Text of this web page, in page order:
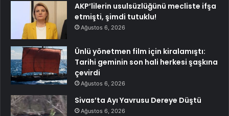
AKP’lilerin usulsüzlüğünü mecliste ifşa
etmişti, şimdi tutuklu!
Ağustos 6, 2026
Ünlü yönetmen film için kiralamıştı:
Tarihi geminin son hali herkesi şaşkına
çevirdi
Ağustos 6, 2026
Sivas’ta Ayı Yavrusu Dereye Düştü
Ağustos 6, 2026